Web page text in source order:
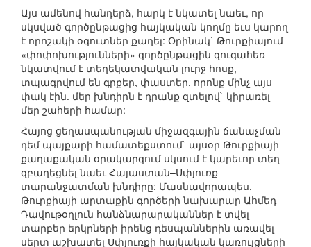
Այս ամենով հանդերձ, հարկ է նկատել նաեւ, որ
սկսված գործընթացից հայկական կողմը եւս կարող
է որոշակի օգուտներ քաղել: Օրինակ` Թուրքիայում
«փոփոխությունների» գործընթացին զուգահեռ
նկատվում է տեղեկատվական լուրջ հոսք,
տպագրվում են գրքեր, փաստեր, որոնք մինչ այս
փակ էին. մեր խնդիրն է դրանք զտելով` կիրառել
մեր շահերի համար:
Հայոց ցեղասպանության միջազգային ճանաչման
դեմ պայքարի համատեքստում` այսօր Թուրքիայի
քաղաքական օրակարգում սկսում է կարեւոր տեղ
զբաղեցնել նաեւ Հայաստան–Սփյուռք
տարանջատման խնդիրը: Մասնավորապես,
Թուրքիայի արտաքին գործերի նախարար Ահմեդ
Դավութօղլուն հանձնարարականներ է տվել
տարբեր երկրների իրենց դեսպաններին առավել
սերտ աշխատել Սփյուռքի հայկական կառույցների